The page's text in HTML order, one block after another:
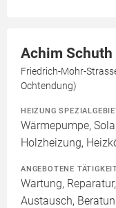
Achim
Friedrich-Mohr-
Ochtendung)
HEIZUNG
Wärmepumpe,
Holzheizung,
ANGEBOTENE
Wartung,
Austausch,